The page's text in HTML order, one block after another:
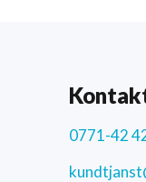
0771-42